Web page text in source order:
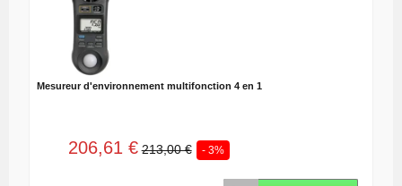
Mesureur d'environnement multifonction 4 en 1
206,61 € 213,00 € - 3%